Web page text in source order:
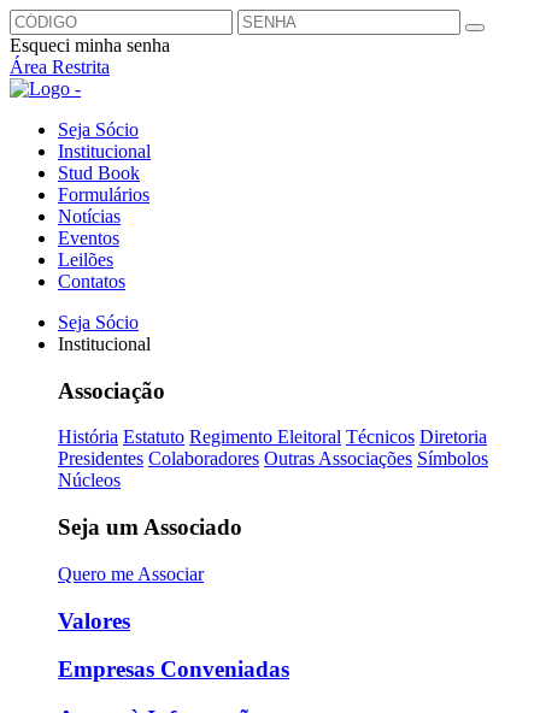
Esqueci minha senha
Área Restrita
Seja Sócio
Institucional
Stud Book
Formulários
Notícias
Eventos
Leilões
Contatos
Seja Sócio
Institucional
Associação
História Estatuto Regimento Eleitoral Técnicos Diretoria
Presidentes Colaboradores Outras Associações Símbolos
Núcleos
Seja um Associado
Quero me Associar
Valores
Empresas Conveniadas